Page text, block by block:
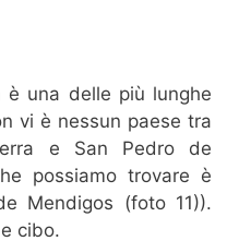
è una delle più lunghe
vi è nessun paese tra
e San Pedro de
possiamo trovare è
Mendigos (foto 11)).
cibo.